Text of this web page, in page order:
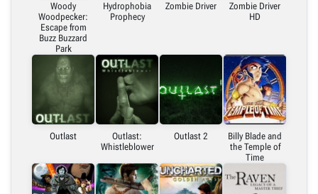
Woody
Woodpecker:
Escape from
Buzz Buzzard
Park
Hydrophobia
Prophecy
Zombie Driver
Zombie Driver
HD
Outlast
Outlast:
Whistleblower
Outlast 2
Billy Blade and
the Temple of
Time